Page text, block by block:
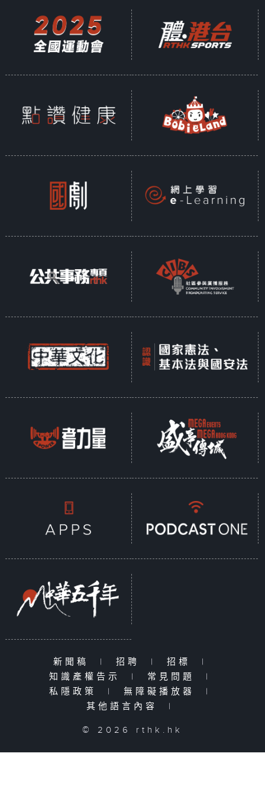
新聞稿 | 招聘 | 招標
|
知識產權告示
| 常見問題
|
私隱政策
| 無障礙播放器
|
其他語言內容
|
© 2026 rthk.hk